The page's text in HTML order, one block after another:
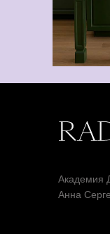
Академия
Анна